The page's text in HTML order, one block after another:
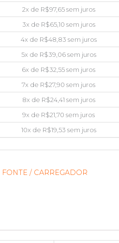
2x de R$97,65sem juros
3x de R$65,10 sem juros
4x de R$48,83 sem juros
5x de R$39,06sem juros
6x de R$32,55sem juros
7x de R$27,90 sem juros
8x de R$24,41 sem juros
9x de R$21,70 sem juros
10x de R$19,53 sem juros
FONTE / CARREGADOR